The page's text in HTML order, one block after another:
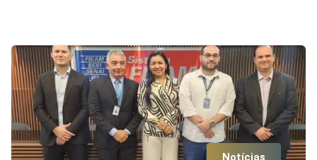
Notícias